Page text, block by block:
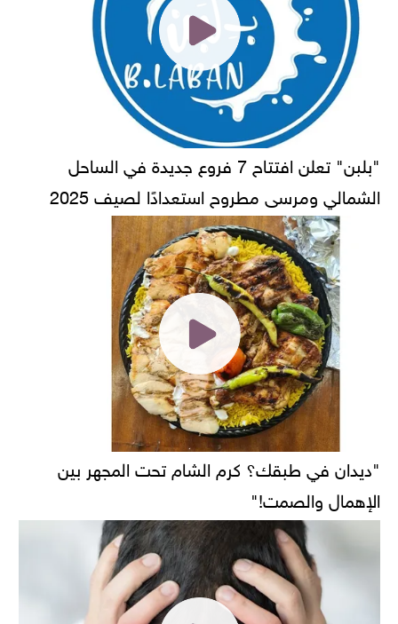
"بلبن" تعلن افتتاح 7 فروع جديدة في الساحل
الشمالي ومرسى مطروح استعدادًا لصيف 2025
"ديدان في طبقك؟ كرم الشام تحت المجهر بين
الإهمال والصمت!"